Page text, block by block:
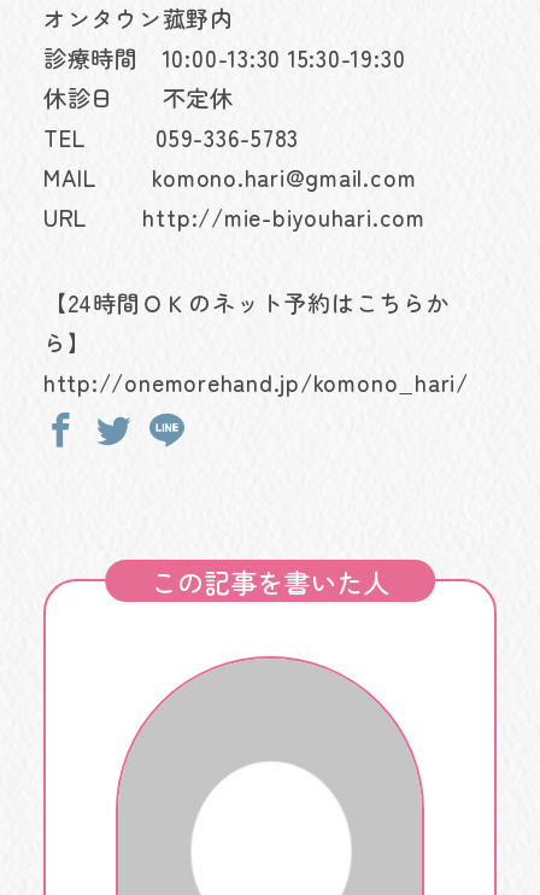
オンタウン菰野内
診療時間 10:00-13:30 15:30-19:30
休診日 不定休
TEL 059-336-5783
MAIL komono.hari@gmail.com
URL http://mie-biyouhari.com
【24時間ＯＫのネット予約はこちらか
ら】
http://onemorehand.jp/komono_hari/
この記事を書いた人